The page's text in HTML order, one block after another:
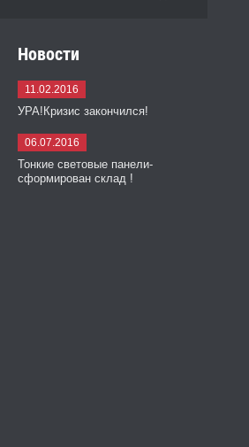
Новости
11.02.2016
УРА!Кризис закончился!
06.07.2016
Тонкие световые панели-
сформирован склад !